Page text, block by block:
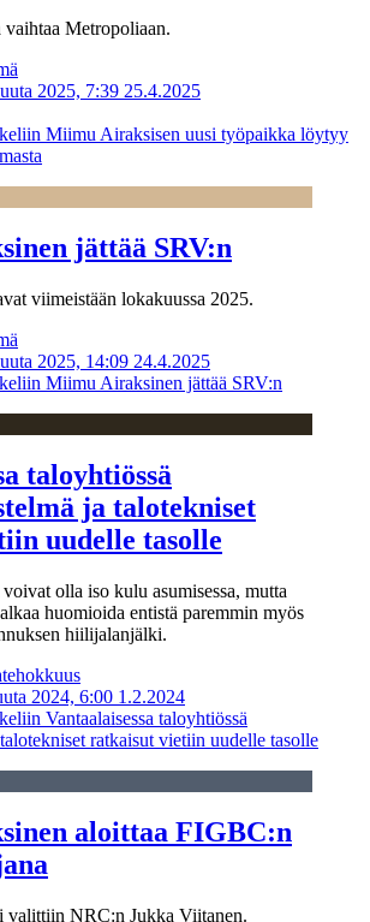
Metropoliaan.
2025, 7:39 25.4.2025
Miimu Airaksisen uusi työpaikka löytyy
jättää SRV:n
viimeistään lokakuussa 2025.
2025, 14:09 24.4.2025
Miimu Airaksinen jättää SRV:n
taloyhtiössä
ja talotekniset
uudelle tasolle
olla iso kulu asumisessa, mutta
huomioida entistä paremmin myös
hiilijalanjälki.
2024, 6:00 1.2.2024
Vantaalaisessa taloyhtiössä
ratkaisut vietiin uudelle tasolle
aloittaa FIGBC:n
valittiin NRC:n Jukka Viitanen.